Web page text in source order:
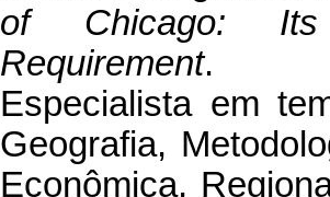
of Chicago: Its
Requirement.
Especialista em
Geografia,
Econômica,